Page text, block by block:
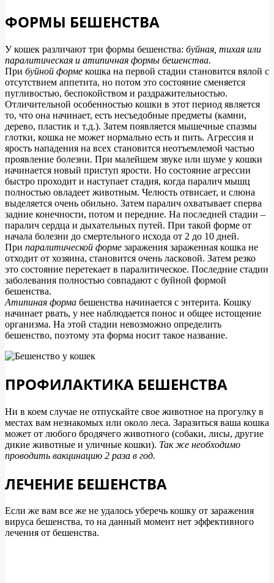
ФОРМЫ БЕШЕНСТВА
У кошек различают три формы бешенства: буйная, тихая или
паралитическая и атипичная формы бешенства.
При буйной форме кошка на первой стадии становится вялой с
отсутствием аппетита, но потом это состояние сменяется
пугливостью, беспокойством и раздражительностью.
Отличительной особенностью кошки в этот период является
то, что она начинает, есть несъедобные предметы (камни,
дерево, пластик и т.д.). Затем появляется мышечные спазмы
глотки, кошка не может нормально есть и пить. Агрессия и
ярость нападения на всех становится неотъемлемой частью
проявление болезни. При малейшем звуке или шуме у кошки
начинается новый приступ ярости. Но состояние агрессии
быстро проходит и наступает стадия, когда паралич мышц
полностью овладеет животным. Челюсть отвисает, и слюна
выделяется очень обильно. Затем паралич охватывает сперва
задние конечности, потом и передние. На последней стадии –
паралич сердца и дыхательных путей. При такой форме от
начала болезни до смертельного исхода от 2 до 10 дней.
При паралитической форме заражения зараженная кошка не
отходит от хозяина, становится очень ласковой. Затем резко
это состояние перетекает в паралитическое. Последние стадии
заболевания полностью совпадают с буйной формой
бешенства.
Атипиная форма бешенства начинается с энтерита. Кошку
начинает рвать, у нее наблюдается понос и общее истощение
организма. На этой стадии невозможно определить
бешенство, поэтому эта форма носит такое название.
ПРОФИЛАКТИКА БЕШЕНСТВА
Ни в коем случае не отпускайте свое животное на прогулку в
местах вам незнакомых или около леса. Заразиться ваша кошка
может от любого бродячего животного (собаки, лисы, другие
дикие животные и уличные кошки). Так же необходимо
проводить вакцинацию 2 раза в год.
ЛЕЧЕНИЕ БЕШЕНСТВА
Если же вам все же не удалось уберечь кошку от заражения
вируса бешенства, то на данный момент нет эффективного
лечения от бешенства.